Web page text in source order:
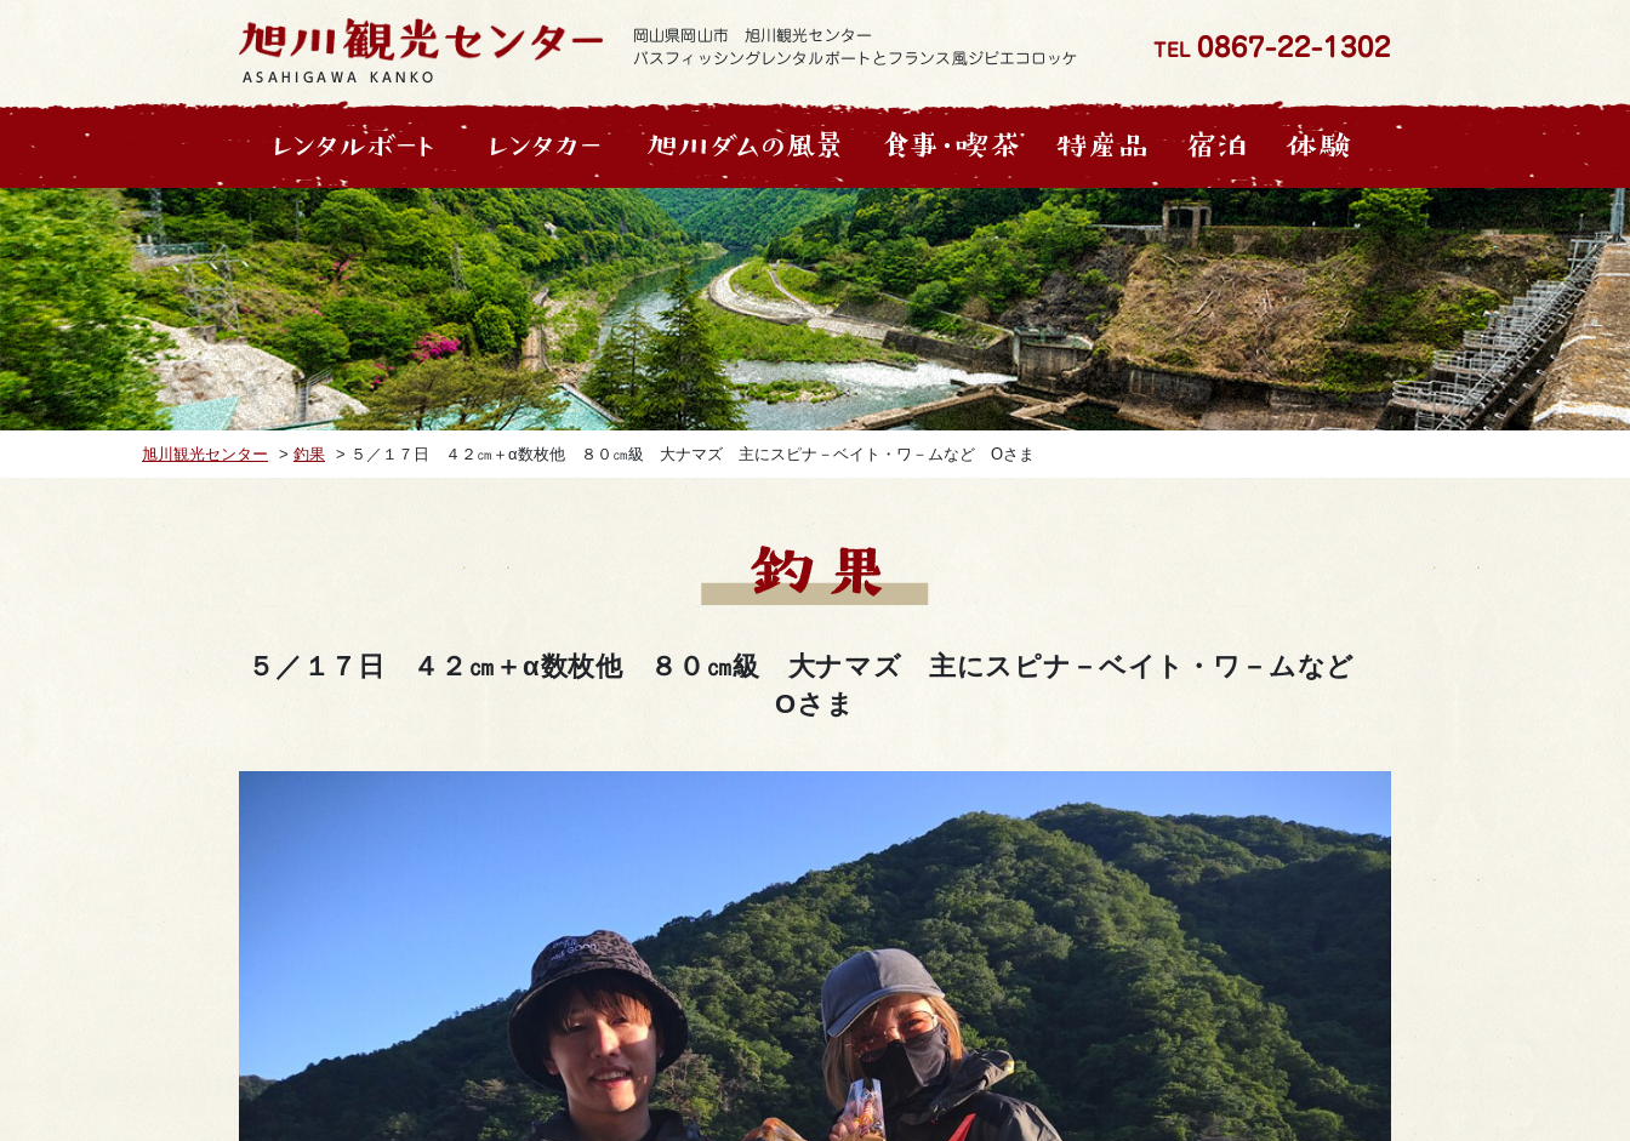
ASAHIGAWA KANKO
岡山県岡山市 旭川観光センター
バスフィッシングレンタルボートとフランス風ジビエコロッケ
TEL 0867-22-1302
旭川観光センター > 釣果 > ５／１７日 ４２㎝＋α数枚他 ８０㎝級 大ナマズ 主にスピナ－ベイト・ワ－ムなど Oさま
５／１７日 ４２㎝＋α数枚他 ８０㎝級 大ナマズ 主にスピナ－ベイト・ワ－ムなど
Oさま